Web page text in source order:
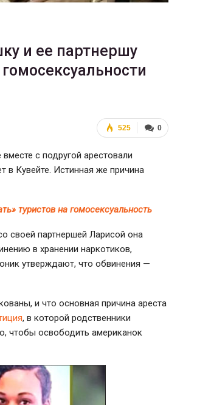
и ее партнершу
0
525
с подругой арестовали
в Кувейте. Истинная же причина
туристов на гомосексуальность
своей партнершей Ларисой она
в хранении наркотиков,
утверждают, что обвинения —
и что основная причина ареста
, в которой родственники
чтобы освободить американок